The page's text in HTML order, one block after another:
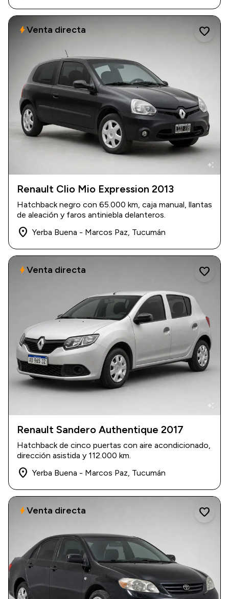
auto_awesome
2013 65.000 km
$ 10.800.000
Renault Clio Mio Expression 2013
Hatchback negro con 65.000 km, caja manual, llantas
de aleación y faros antiniebla delanteros.
place Yerba Buena - Marcos Paz, Tucumán
favorite
boltVenta directa
auto_awesome
2017 112.000 km
$ 13.600.000
Renault Sandero Authentique 2017
Hatchback de cinco puertas con aire acondicionado,
dirección asistida y 112.000 km.
place Yerba Buena - Marcos Paz, Tucumán
favorite
boltVenta directa
favorite
boltVenta directa